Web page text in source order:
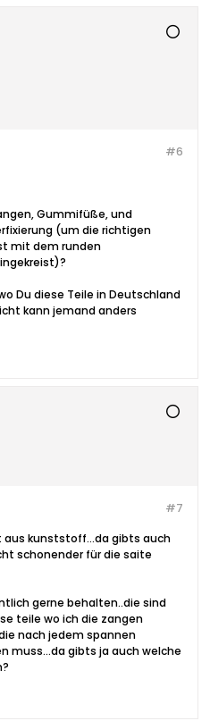
#6
Gummifüße, und
(um die richtigen
mit dem runden
Du diese Teile in Deutschland
kann jemand anders
#7
aus kunststoff...da gibts auch
schonender für die saite
gerne behalten..die sind
teile wo ich die zangen
nach jedem spannen
muss...da gibts ja auch welche